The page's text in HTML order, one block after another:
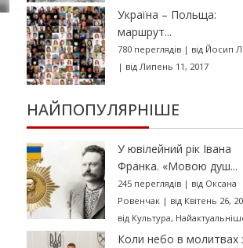
Україна – Польща:
маршрут...
780 переглядів| від Йосип
| від Липень 11, 2017
НАЙПОПУЛЯРНІШЕ
У ювілейний рік Івана
Франка. «Мовою душ...
245 переглядів| від Оксана
Ровенчак| від Квітень 26,
від Культура,
Коли небо в молитвах